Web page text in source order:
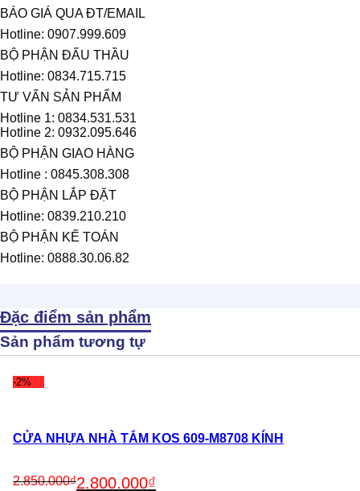
BÁO GIÁ QUA ĐT/EMAIL
Hotline: 0907.999.609
BỘ PHẬN ĐẤU THẦU
Hotline: 0834.715.715
TƯ VẤN SẢN PHẨM
Hotline 1: 0834.531.531
Hotline 2: 0932.095.646
BỘ PHẬN GIAO HÀNG
Hotline : 0845.308.308
BỘ PHẬN LẮP ĐẶT
Hotline: 0839.210.210
BỘ PHẬN KẾ TOÁN
Hotline: 0888.30.06.82
Đặc điểm sản phẩm
Sản phẩm tương tự
-2%
CỬA NHỰA NHÀ TẮM KOS 609-M8708 KÍNH
2.850.000₫2.800.000₫